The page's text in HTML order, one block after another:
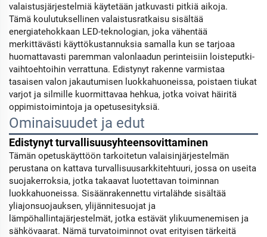
valaistusjärjestelmiä käytetään jatkuvasti pitkiä aikoja.
Tämä koulutuksellinen valaistusratkaisu sisältää
energiatehokkaan LED-teknologian, joka vähentää
merkittävästi käyttökustannuksia samalla kun se tarjoaa
huomattavasti paremman valonlaadun perinteisiin loisteputki-
vaihtoehtoihin verrattuna. Edistynyt rakenne varmistaa
tasaisen valon jakautumisen luokkahuoneissa, poistaen tiukat
varjot ja silmille kuormittavaa hehkua, jotka voivat häiritä
oppimistoimintoja ja opetusesityksiä.
Ominaisuudet ja edut
Edistynyt turvallisuusyhteensovittaminen
Tämän opetuskäyttöön tarkoitetun valaisinjärjestelmän
perustana on kattava turvallisuusarkkitehtuuri, jossa on useita
suojakerroksia, jotka takaavat luotettavan toiminnan
luokkahuoneissa. Sisäänrakennettu virtalähde sisältää
yliajonsuojauksen, ylijännitesuojat ja
lämpöhallintajärjestelmät, jotka estävät ylikuumenemisen ja
sähkövaarat. Nämä turvatoiminnot ovat erityisen tärkeitä